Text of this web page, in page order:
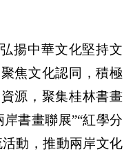
揚中華文化堅持文
焦文化認同，積極
源，聚集桂林書畫
書畫聯展”“紅學分
動，推動兩岸文化